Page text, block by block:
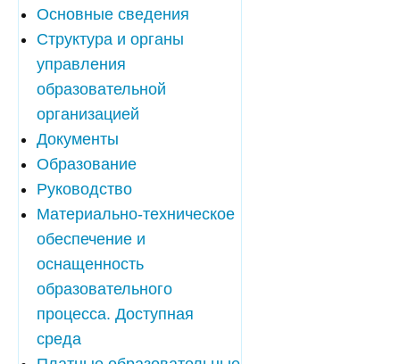
Основные сведения
Структура и органы
управления
образовательной
организацией
Документы
Образование
Руководство
Материально-техническое
обеспечение и
оснащенность
образовательного
процесса. Доступная
среда